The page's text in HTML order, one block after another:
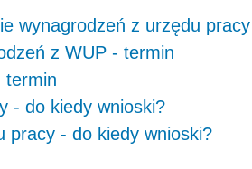
wynagrodzeń z urzędu pracy
z WUP - termin
termin
- do kiedy wnioski?
pracy - do kiedy wnioski?